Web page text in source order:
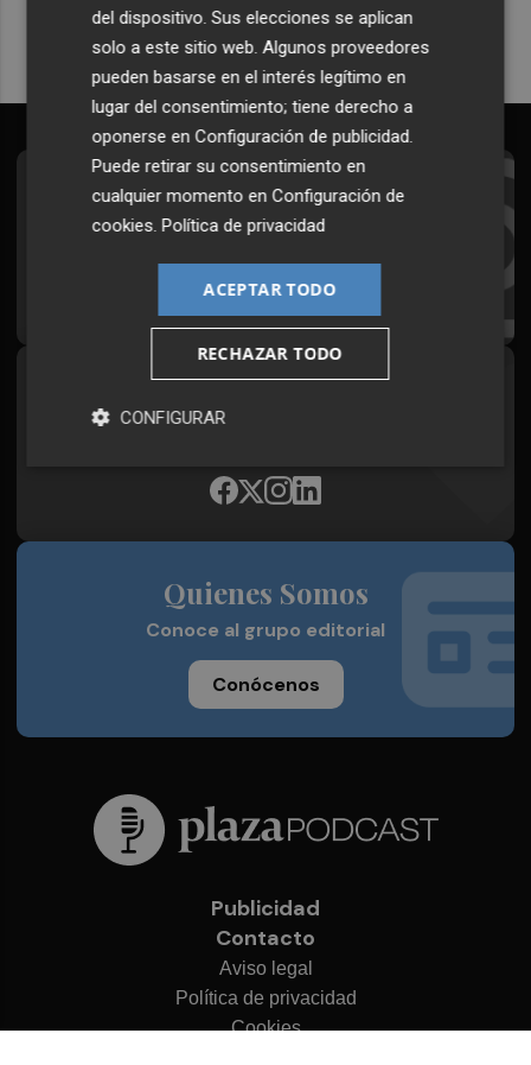
Suscríbete al Boletín
Todos los días a primera hora en tu email
¡Quiero suscribirme!
Plaza Podcast, desde cualquier medio
Quienes Somos
Conoce al grupo editorial
Conócenos
Publicidad
Contacto
Aviso legal
Política de privacidad
Cookies
del dispositivo. Sus elecciones se aplican
solo a este sitio web. Algunos proveedores
pueden basarse en el interés legítimo en
lugar del consentimiento; tiene derecho a
oponerse enConfiguración de publicidad
Puede retirar su consentimiento en
cualquier momento enConfiguración de
cookies .Política de privacidad
ACEPTAR TODO
RECHAZAR TODO
CONFIGURAR